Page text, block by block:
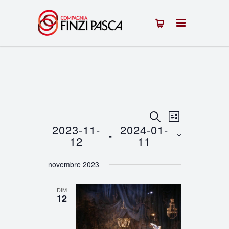
Recherche
et
navigation
de
vues
Évènements
RECHERCHE
Navigation
de
LISTE
2023-11-
12 - 2024-01-
11
une
novembre 2023
DIM
12